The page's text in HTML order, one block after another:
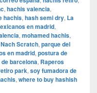
, hachis valencia,
hachis, hash semi dry, La
en madrid,
, mohamed hachis,
Nach Scratch, parque del
en madrid, postura de
barcelona, Raperos
park, soy fumadora de
, where to buy hashish